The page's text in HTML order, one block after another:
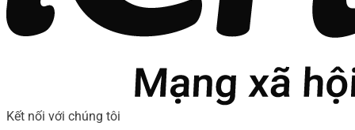
Kết nối với chúng tôi